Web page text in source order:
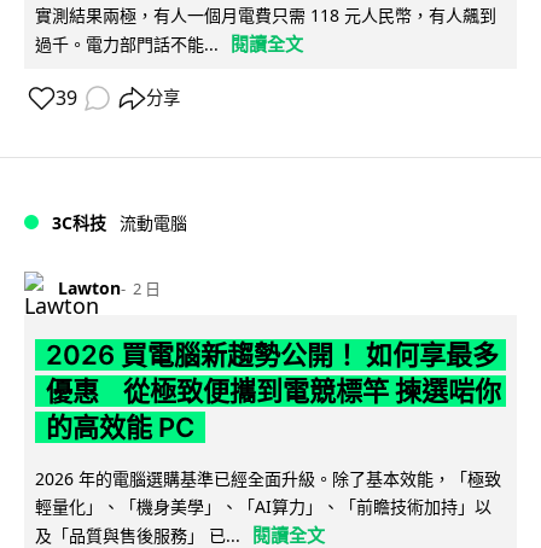
實測結果兩極，有人一個月電費只需 118 元人民幣，有人飆到
過千。電力部門話不能...
閱讀全文
39 分享
3C科技 流動電腦
Lawton 2 日
2026 買電腦新趨勢公開！ 如何享最多
優惠 從極致便攜到電競標竿 揀選啱你
的高效能 PC
2026 年的電腦選購基準已經全面升級。除了基本效能，「極致
輕量化」、「機身美學」、「AI算力」、「前瞻技術加持」以
及「品質與售後服務」 已...
閱讀全文